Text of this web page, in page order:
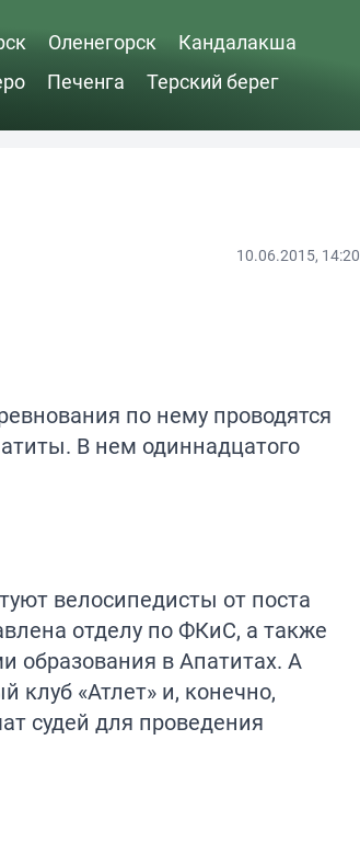
Оленегорск
Кандалакша
Печенга Терский берег
10.06.2015, 14:20
по нему проводятся
В нем одиннадцатого
велосипедисты от поста
отделу по ФКиС, а также
образования в Апатитах. А
клуб «Атлет» и, конечно,
судей для проведения